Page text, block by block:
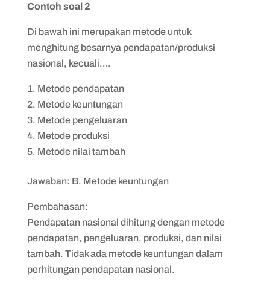
Contoh soal 2
Di bawah ini merupakan metode untuk
menghitung besarnya pendapatan/produksi
nasional, kecuali….
Metode pendapatan
Metode keuntungan
Metode pengeluaran
Metode produksi
Metode nilai tambah
Jawaban: B. Metode keuntungan
Pembahasan:
Pendapatan nasional dihitung dengan metode
pendapatan, pengeluaran, produksi, dan nilai
tambah. Tidak ada metode keuntungan dalam
perhitungan pendapatan nasional.